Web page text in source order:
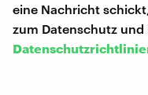
eine Nachricht
zum Datenschutz und